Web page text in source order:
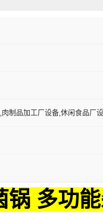
制品加工厂设备,休闲食品厂
锅 多功